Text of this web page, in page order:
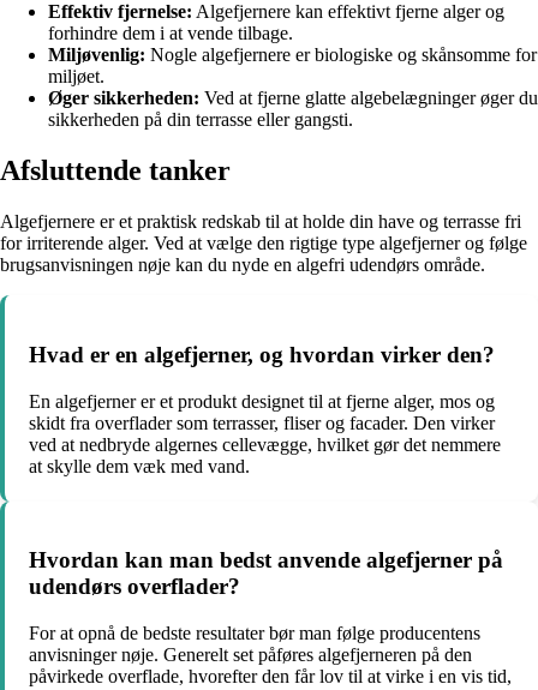
Effektiv fjernelse: Algefjernere kan effektivt fjerne alger og
forhindre dem i at vende tilbage.
Miljøvenlig: Nogle algefjernere er biologiske og skånsomme for
miljøet.
Øger sikkerheden: Ved at fjerne glatte algebelægninger øger du
sikkerheden på din terrasse eller gangsti.
Afsluttende tanker
Algefjernere er et praktisk redskab til at holde din have og terrasse fri
for irriterende alger. Ved at vælge den rigtige type algefjerner og følge
brugsanvisningen nøje kan du nyde en algefri udendørs område.
Hvad er en algefjerner, og hvordan virker den?
En algefjerner er et produkt designet til at fjerne alger, mos og
skidt fra overflader som terrasser, fliser og facader. Den virker
ved at nedbryde algernes cellevægge, hvilket gør det nemmere
at skylle dem væk med vand.
Hvordan kan man bedst anvende algefjerner på
udendørs overflader?
For at opnå de bedste resultater bør man følge producentens
anvisninger nøje. Generelt set påføres algefjerneren på den
påvirkede overflade, hvorefter den får lov til at virke i en vis tid,